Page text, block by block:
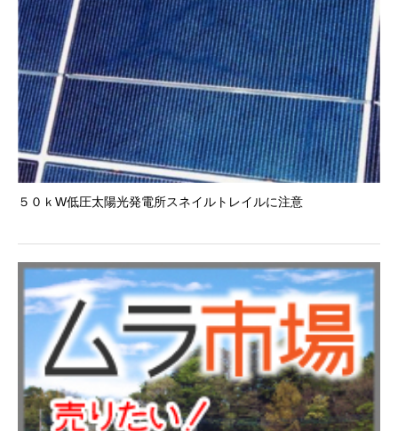
５０ｋW低圧太陽光発電所スネイルトレイルに注意